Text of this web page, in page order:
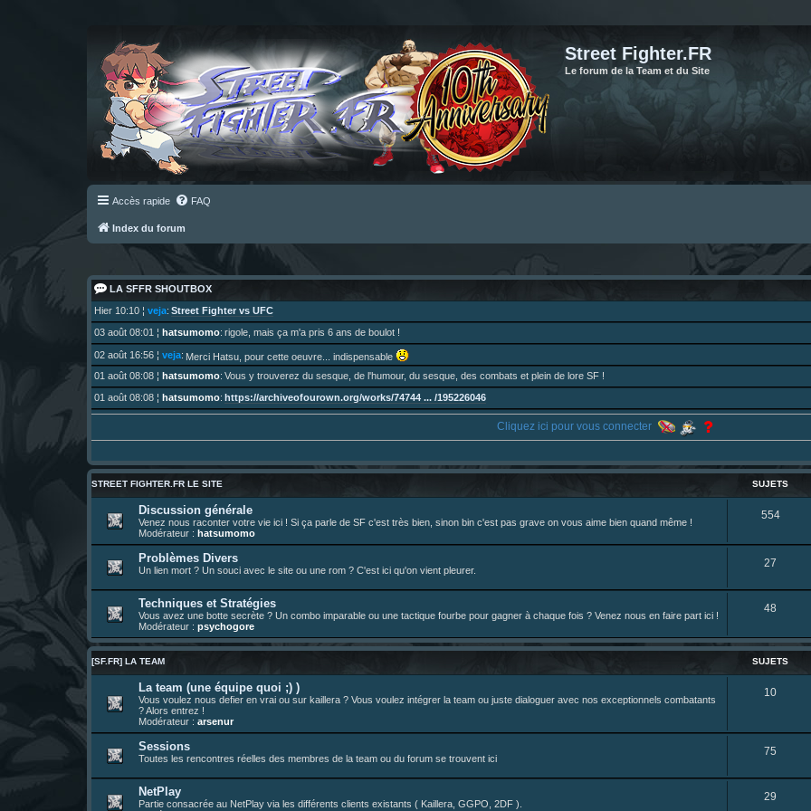
Street Fighter.FR
Le forum de la Team et du Site
Accès rapide FAQ
Index du forum
LA SFFR SHOUTBOX
Hier 10:10 ¦ veja: Street Fighter vs UFC
03 août 08:01 ¦ hatsumomo: rigole, mais ça m'a pris 6 ans de boulot !
02 août 16:56 ¦ veja: Merci Hatsu, pour cette oeuvre... indispensable
01 août 08:08 ¦ hatsumomo: Vous y trouverez du sesque, de l'humour, du sesque, des combats et plein de lore SF !
01 août 08:08 ¦ hatsumomo: https://archiveofourown.org/works/74744 ... /195226046
30 juil. 07:22¦hatsumomo:Un futur indispensable :https://x.com/preterniadotcom/status/20 ... 8820352079
26 juil. 22:09¦hatsumomo:bio de Alex en ligne les gens !
13 juil. 09:53¦hatsumomo:bonjour les amis, je viens de poster ma 1e review de figurine !
23 juin 10:36¦indy: une très chouette SFFR shoutbox !
23 juin 07:30¦hatsumomo:nouvelle trad caniculaire les amis !
23 juin 07:26¦hatsumomo:shoutbox réinitialisée
22 juin 12:27¦indy:Yo !
22 juin 08:49¦veja:Yo
Cliquez ici pour vous connecter
STREET FIGHTER.FR LE SITE SUJETS
Discussion générale
Venez nous raconter votre vie ici ! Si ça parle de SF c'est très bien, sinon bin c'est pas grave on vous aime bien quand même !
Modérateur : hatsumomo
554S
Problèmes Divers
Un lien mort ? Un souci avec le site ou une rom ? C'est ici qu'on vient pleurer.
27
t
Techniques et Stratégies
Vous avez une botte secrète ? Un combo imparable ou une tactique fourbe pour gagner à chaque fois ? Venez nous en faire part ici !
Modérateur : psychogore
48
j
e
[SF.FR] LA TEAM SUJETS
La team (une équipe quoi ;) )
Vous voulez nous defier en vrai ou sur kaillera ? Vous voulez intégrer la team ou juste dialoguer avec nos exceptionnels combatants
? Alors entrez !
Modérateur : arsenur
10S
Sessions
Toutes les rencontres réelles des membres de la team ou du forum se trouvent ici
75
NetPlay
Partie consacrée au NetPlay via les différents clients existants ( Kaillera, GGPO, 2DF ).
29